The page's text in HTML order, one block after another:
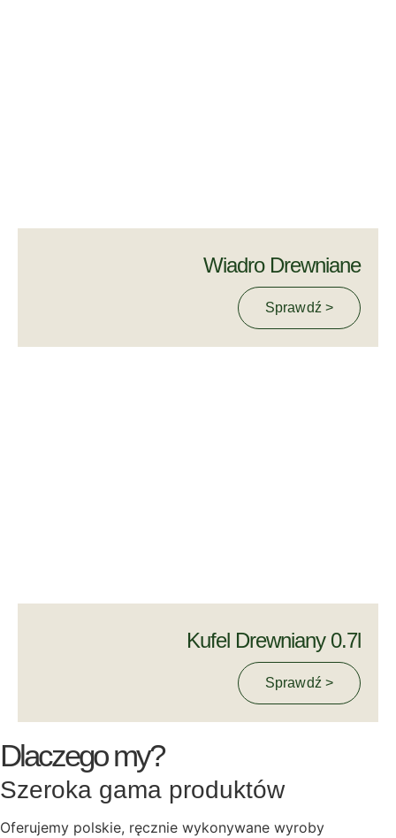
Wiadro Drewniane
Sprawdź >
Kufel Drewniany 0.7l
Sprawdź >
Dlaczego my?
Szeroka gama produktów
Oferujemy polskie, ręcznie wykonywane wyroby